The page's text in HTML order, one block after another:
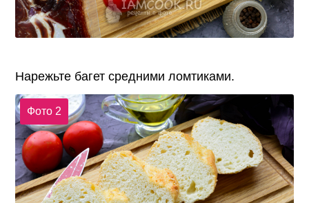
Нарежьте багет средними ломтиками.
Фото 2